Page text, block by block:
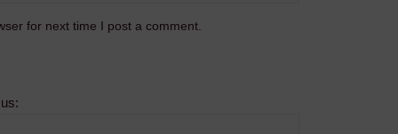
for next time I post a comment.